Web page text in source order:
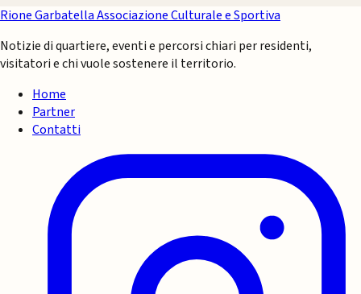
Rione GarbatellaAssociazione Culturale e Sportiva
Notizie di quartiere, eventi e percorsi chiari per residenti,
visitatori e chi vuole sostenere il territorio.
Home
Partner
Contatti